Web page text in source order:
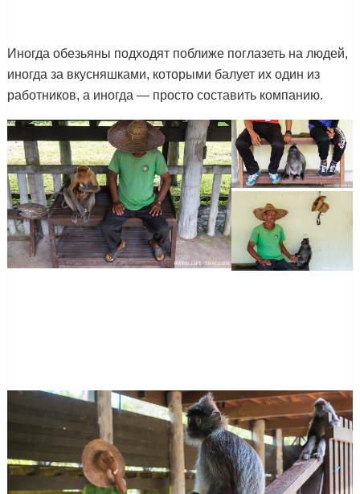
Иногда обезьяны подходят поближе поглазеть на людей,
иногда за вкусняшками, которыми балует их один из
работников, а иногда — просто составить компанию.